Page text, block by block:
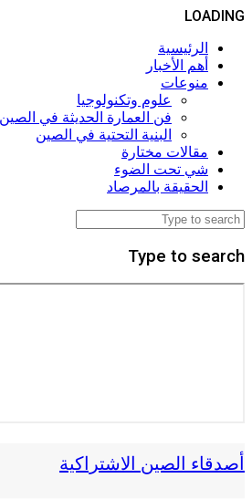
LOADING
الرئيسية
أهم الأخبار
منوعات
علوم وتكنولوجيا
فن العمارة الحديثة في الصين
البنية التحتية في الصين
مقالات مختارة
شي تحت الضوء
الحقيقة بالمرصاد
Type to search
أصدقاء الصين الاشتراكية